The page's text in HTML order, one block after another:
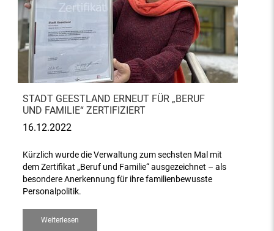
STADT GEESTLAND ERNEUT FÜR „BERUF
UND FAMILIE“ ZERTIFIZIERT
16.12.2022
Kürzlich wurde die Verwaltung zum sechsten Mal mit
dem Zertifikat „Beruf und Familie“ ausgezeichnet – als
besondere Anerkennung für ihre familienbewusste
Personalpolitik.
Weiterlesen